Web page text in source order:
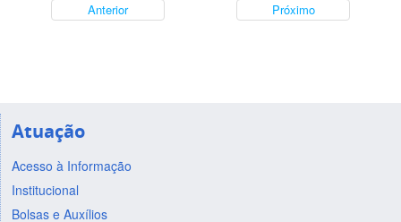
Anterior Próximo
Atuação
Acesso à Informação
Institucional
Bolsas e Auxílios